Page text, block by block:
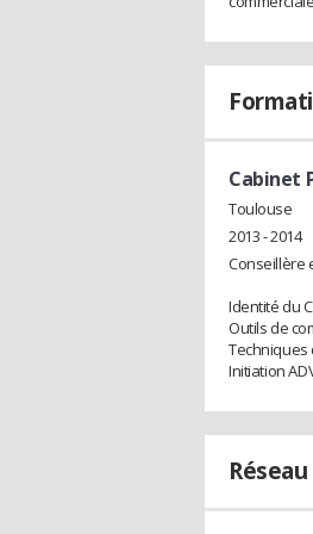
Cabinet
Toulouse
2013 - 2014
Conseillère
Identité du
Outils de
Techniques
Initiation
Réseau